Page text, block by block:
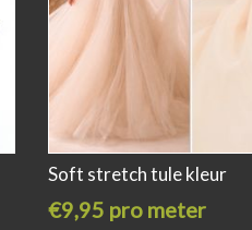
Soft stretch tule kleur
€9,95 pro meter